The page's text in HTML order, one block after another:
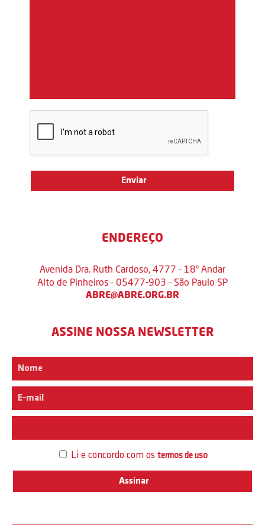
ENDEREÇO
Avenida Dra. Ruth Cardoso, 4777 – 18º Andar
Alto de Pinheiros – 05477-903 – São Paulo SP
ABRE@ABRE.ORG.BR
ASSINE NOSSA NEWSLETTER
Li e concordo com os termos de uso